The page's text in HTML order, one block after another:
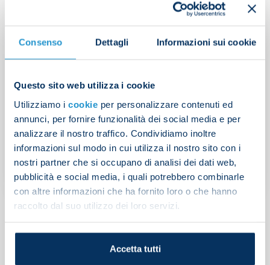
Consenso Dettagli Informazioni sui cookie
Questo sito web utilizza i cookie
Utilizziamo i cookie per personalizzare contenuti ed
annunci, per fornire funzionalità dei social media e per
analizzare il nostro traffico. Condividiamo inoltre
informazioni sul modo in cui utilizza il nostro sito con i
nostri partner che si occupano di analisi dei dati web,
pubblicità e social media, i quali potrebbero combinarle
con altre informazioni che ha fornito loro o che hanno
raccolto dal suo utilizzo dei loro servizi.
Accetta tutti
Gutierrez completes Napoli
move
Search